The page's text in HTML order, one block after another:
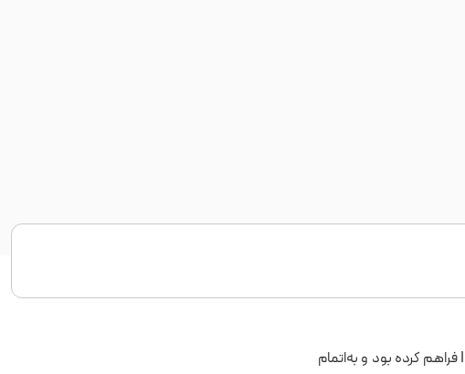
IPv6 اینترنت مانند برچسب‌های جدید برای کامپیوترها است؛ برچسب‌هایی که IPv4 فراهم کرده بود و به‌اتمام